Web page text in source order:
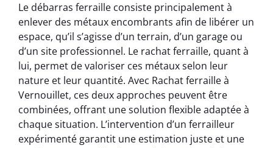
Le débarras ferraille consiste principalement à
enlever des métaux encombrants afin de libérer un
espace, qu’il s’agisse d’un terrain, d’un garage ou
d’un site professionnel. Le rachat ferraille, quant à
lui, permet de valoriser ces métaux selon leur
nature et leur quantité. Avec Rachat ferraille à
Vernouillet, ces deux approches peuvent être
combinées, offrant une solution flexible adaptée à
chaque situation. L’intervention d’un ferrailleur
expérimenté garantit une estimation juste et une